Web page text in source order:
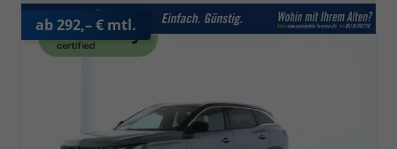
ab 292,– € mtl.